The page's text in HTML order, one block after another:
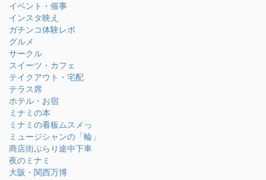
イベント・催事
インスタ映え
ガチンコ体験レポ
グルメ
サークル
スイーツ・カフェ
テイクアウト・宅配
テラス席
ホテル・お宿
ミナミの本
ミナミの看板ムスメっ
ミュージシャンの「輪」
商店街ぶらり途中下車
夜のミナミ
大阪・関西万博